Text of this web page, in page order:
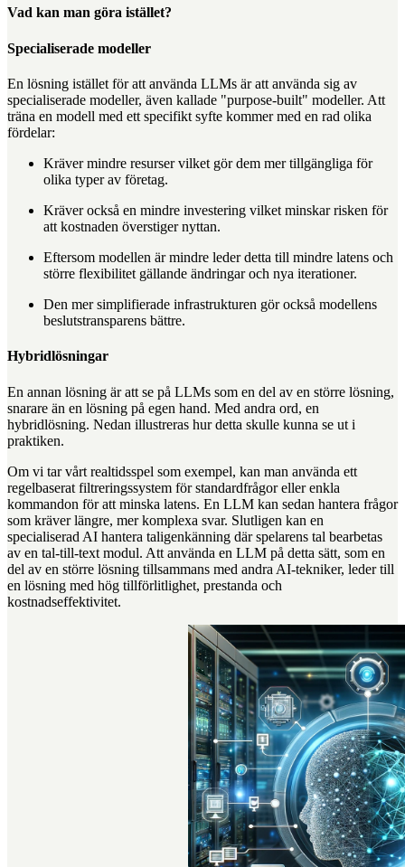
Vad kan man göra istället?
Specialiserade modeller
En lösning istället för att använda LLMs är att använda sig av
specialiserade modeller, även kallade "purpose-built" modeller. Att
träna en modell med ett specifikt syfte kommer med en rad olika
fördelar:
Kräver mindre resurser vilket gör dem mer tillgängliga för
olika typer av företag.
Kräver också en mindre investering vilket minskar risken för
att kostnaden överstiger nyttan.
Eftersom modellen är mindre leder detta till mindre latens och
större flexibilitet gällande ändringar och nya iterationer.
Den mer simplifierade infrastrukturen gör också modellens
beslutstransparens bättre.
Hybridlösningar
En annan lösning är att se på LLMs som en del av en större lösning,
snarare än en lösning på egen hand. Med andra ord, en
hybridlösning. Nedan illustreras hur detta skulle kunna se ut i
praktiken.
Om vi tar vårt realtidsspel som exempel, kan man använda ett
regelbaserat filtreringssystem för standardfrågor eller enkla
kommandon för att minska latens. En LLM kan sedan hantera frågor
som kräver längre, mer komplexa svar. Slutligen kan en
specialiserad AI hantera taligenkänning där spelarens tal bearbetas
av en tal-till-text modul. Att använda en LLM på detta sätt, som en
del av en större lösning tillsammans med andra AI-tekniker, leder till
en lösning med hög tillförlitlighet, prestanda och
kostnadseffektivitet.